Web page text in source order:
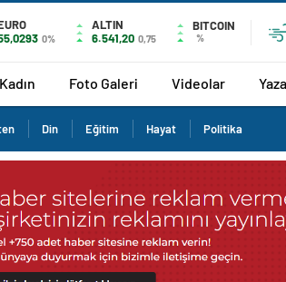
0%
ALTIN
6.541,20 0,75
BITCOIN
%
Kadın Foto Galeri Videolar
Din Eğitim Hayat Politika